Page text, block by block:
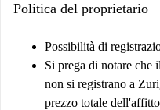
Politica del proprietario
Possibilità di
Si prega di notare che
non si registrano a
prezzo totale